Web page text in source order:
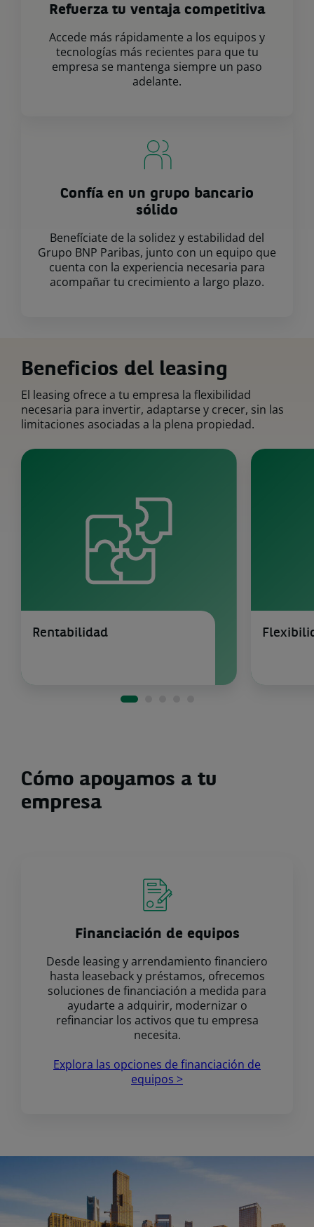
Refuerza tu ventaja competitiva
Accede más rápidamente a los equipos y
tecnologías más recientes para que tu
empresa se mantenga siempre un paso
adelante.
Confía en un grupo bancario
sólido
Benefíciate de la solidez y estabilidad del
Grupo BNP Paribas, junto con un equipo que
cuenta con la experiencia necesaria para
acompañar tu crecimiento a largo plazo.
Beneficios del leasing
El leasing ofrece a tu empresa la flexibilidad
necesaria para invertir, adaptarse y crecer, sin las
limitaciones asociadas a la plena propiedad.
Rentabilidad
Cómo apoyamos a tu
empresa
Financiación de equipos
Desde leasing y arrendamiento financiero
hasta leaseback y préstamos, ofrecemos
soluciones de financiación a medida para
ayudarte a adquirir, modernizar o
refinanciar los activos que tu empresa
necesita.
Explora las opciones de financiación de
equipos >